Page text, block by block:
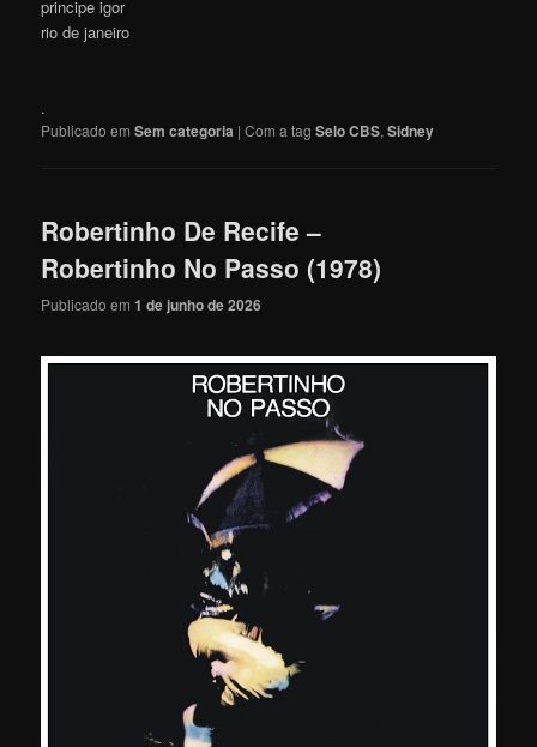
principe igor
rio de janeiro
.
Publicado em Sem categoria |Com a tagSelo CBS,Sidney
Robertinho De Recife –
Robertinho No Passo (1978)
Publicado em1 de junho de 2026